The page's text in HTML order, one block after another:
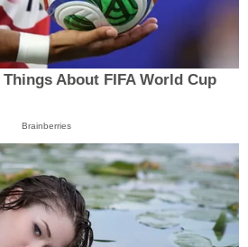
About FIFA World Cup
Brainberries